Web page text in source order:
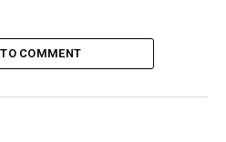
COMMENT